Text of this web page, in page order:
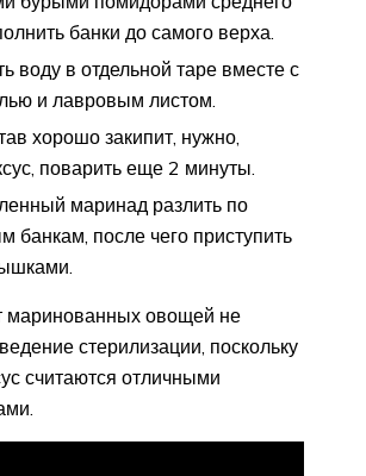
банки до самого верха.
воду в отдельной таре вместе с
и лавровым листом.
хорошо закипит, нужно,
поварить еще 2 минуты.
маринад разлить по
банкам, после чего приступить
маринованных овощей не
стерилизации, поскольку
считаются отличными